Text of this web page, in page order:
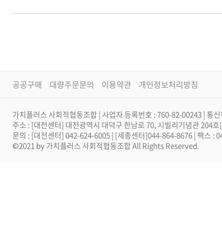
공공구매 대량주문문의 이용약관 개인정보처리방침
가치플러스 사회적협동조합 | 사업자 등록번호 : 760-82-00243 | 통
주소 : [대전센터] 대전광역시 대덕구 한남로 70, 시빌리기념관 204
문의 : [대전센터] 042-624-6005 | [세종센터]044-864-8676 | 팩스 :
©2021 by 가치플러스 사회적협동조합 All Rights Reserved.